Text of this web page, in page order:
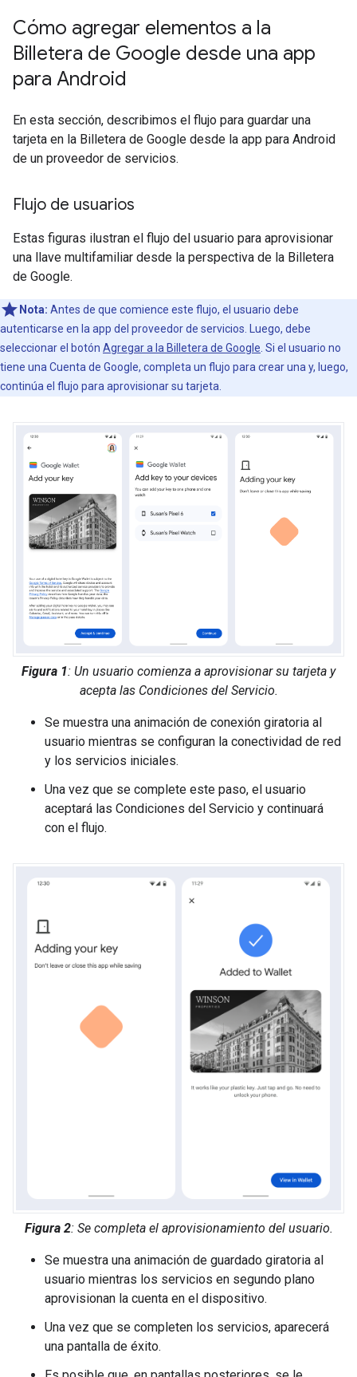
Cómo agregar elementos a la
Billetera de Google desde una app
para Android
En esta sección, describimos el flujo para guardar una
tarjeta en la Billetera de Google desde la app para Android
de un proveedor de servicios.
Flujo de usuarios
Estas figuras ilustran el flujo del usuario para aprovisionar
una llave multifamiliar desde la perspectiva de la Billetera
de Google.
Nota: Antes de que comience este flujo, el usuario debe
autenticarse en la app del proveedor de servicios. Luego, debe
seleccionar el botón Agregar a la Billetera de Google . Si el usuario no
tiene una Cuenta de Google, completa un flujo para crear una y, luego,
continúa el flujo para aprovisionar su tarjeta.
Figura 1: Un usuario comienza a aprovisionar su tarjeta y
acepta las Condiciones del Servicio.
Se muestra una animación de conexión giratoria al
usuario mientras se configuran la conectividad de red
y los servicios iniciales.
Una vez que se complete este paso, el usuario
aceptará las Condiciones del Servicio y continuará
con el flujo.
Figura 2: Se completa el aprovisionamiento del usuario.
Se muestra una animación de guardado giratoria al
usuario mientras los servicios en segundo plano
aprovisionan la cuenta en el dispositivo.
Una vez que se completen los servicios, aparecerá
una pantalla de éxito.